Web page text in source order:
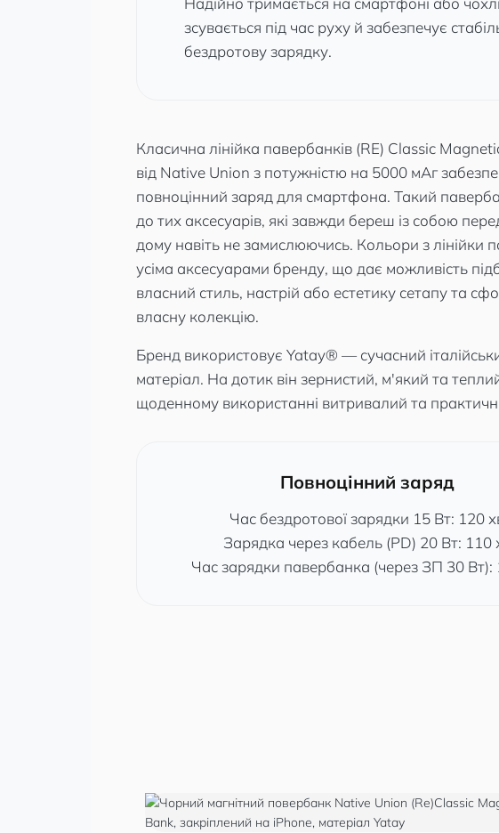
зсувається під час руху й забезпечує
бездротову зарядку.
Класична лінійка павербанків (RE) Classic
від Native Union з потужністю на 5000 мАг
повноцінний заряд для смартфона. Такий
до тих аксесуарів, які завжди береш із собою
дому навіть не замислюючись. Кольори з лінійки
усіма аксесуарами бренду, що дає можливість
власний стиль, настрій або естетику сетапу та
власну колекцію.
Бренд використовує Yatay® — сучасний
матеріал. На дотик він зернистий, м'який та
щоденному використанні витривалий та
Повноцінний заряд
Час бездротової зарядки 15 Вт: 120
Зарядка через кабель (PD) 20 Вт: 110
Час зарядки павербанка (через ЗП 30 Вт):